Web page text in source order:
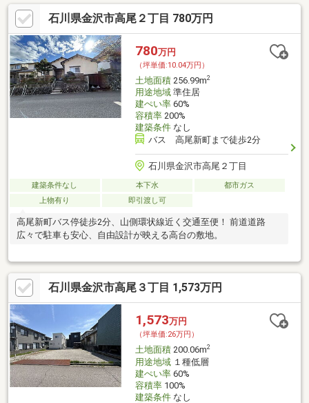
石川県金沢市高尾２丁目 780万円
780万円
（坪単価:10.04万円）
土地面積256.99m2
用途地域準住居
建ぺい率60%
容積率200%
建築条件なし
バス 高尾新町まで徒歩2分
石川県金沢市高尾２丁目
建築条件なし 本下水
都市ガス
上物有り
即引渡し可
高尾新町バス停徒歩2分、山側環状線近く交通至便！ 前道道路
広々で駐車も安心、自由設計が映える高台の敷地。
石川県金沢市高尾３丁目 1,573万円
1,573万円
（坪単価:26万円）
土地面積200.06m2
用途地域１種低層
建ぺい率60%
容積率100%
建築条件なし